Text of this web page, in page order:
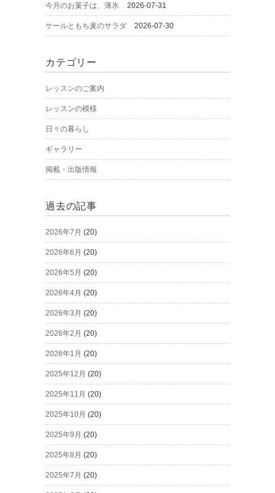
今月のお菓子は、薄氷 2026-07-31
ケールともち麦のサラダ 2026-07-30
カテゴリー
レッスンのご案内
レッスンの模様
日々の暮らし
ギャラリー
掲載・出版情報
過去の記事
2026年7月 (20)
2026年6月 (20)
2026年5月 (20)
2026年4月 (20)
2026年3月 (20)
2026年2月 (20)
2026年1月 (20)
2025年12月 (20)
2025年11月 (20)
2025年10月 (20)
2025年9月 (20)
2025年8月 (20)
2025年7月 (20)